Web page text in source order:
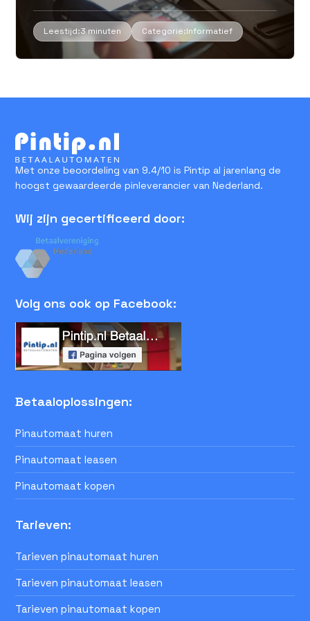
Leestijd:3 minuten Categorie:Informatief
Met onze beoordeling van 9.4/10 is Pintip al jarenlang de
hoogst gewaardeerde pinleverancier van Nederland.
Wij zijn gecertificeerd door:
Volg ons ook op Facebook:
Betaaloplossingen:
Pinautomaat huren
Pinautomaat leasen
Pinautomaat kopen
Tarieven:
Tarieven pinautomaat huren
Tarieven pinautomaat leasen
Tarieven pinautomaat kopen